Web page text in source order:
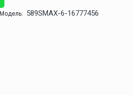
Модель: 589SMAX-6-16777456